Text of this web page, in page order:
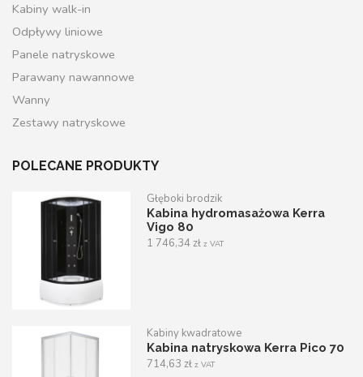
Kabiny walk-in
Odpływy liniowe
Panele natryskowe
Parawany nawannowe
Wanny
Zestawy natryskowe
POLECANE PRODUKTY
Głęboki brodzik
Kabina hydromasażowa Kerra
Vigo 80
1 746,34zł z VAT
Kabiny kwadratowe
Kabina natryskowa Kerra Pico 70
714,63zł z VAT